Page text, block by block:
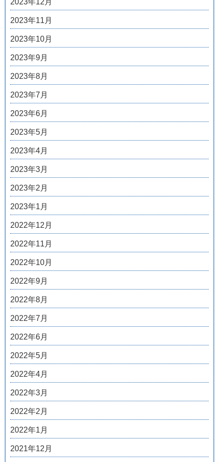
2023年12月
2023年11月
2023年10月
2023年9月
2023年8月
2023年7月
2023年6月
2023年5月
2023年4月
2023年3月
2023年2月
2023年1月
2022年12月
2022年11月
2022年10月
2022年9月
2022年8月
2022年7月
2022年6月
2022年5月
2022年4月
2022年3月
2022年2月
2022年1月
2021年12月